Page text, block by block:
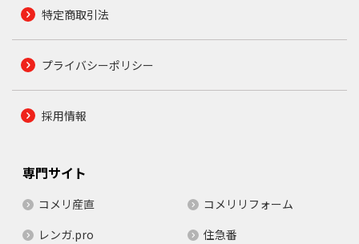
特定商取引法
プライバシーポリシー
採用情報
専門サイト
コメリ産直
コメリリフォーム
レンガ.pro
住急番